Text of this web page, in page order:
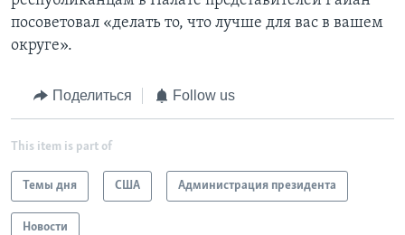
посоветовал «делать то, что лучше для вас в вашем
округе».
Поделиться Follow us
This item is part of
Темы дня США Администрация президента
Новости